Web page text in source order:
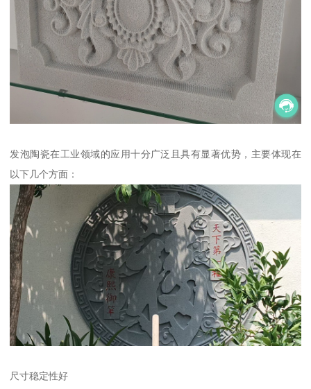
发泡陶瓷在工业领域的应用十分广泛且具有显著优势，主要体现在
以下几个方面：
尺寸稳定性好